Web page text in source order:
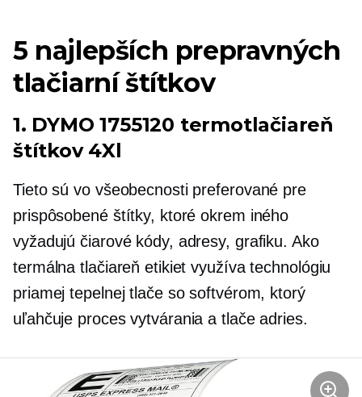
5 najlepších prepravných
tlačiarní štítkov
1. DYMO 1755120 termotlačiareň
štítkov 4Xl
Tieto sú vo všeobecnosti preferované pre
prispôsobené štítky, ktoré okrem iného
vyžadujú čiarové kódy, adresy, grafiku. Ako
termálna tlačiareň etikiet využíva technológiu
priamej tepelnej tlače so softvérom, ktorý
uľahčuje proces vytvárania a tlače adries.